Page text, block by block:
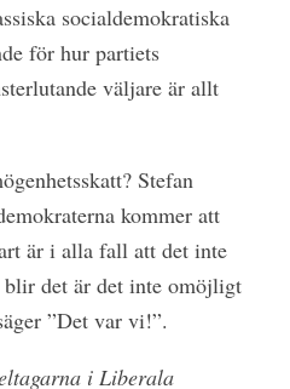
socialdemokratiska
för hur partiets
väljare är allt
Stefan
kommer att
är i alla fall att det inte
det är det inte omöjligt
”Det var vi!”.
i Liberala